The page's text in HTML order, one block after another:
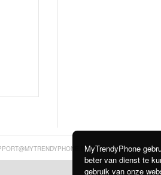
MyTrendyPhone
beter van dienst te
gebruik van onze